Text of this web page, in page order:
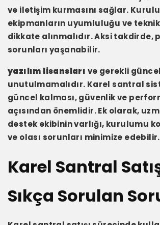
ve iletişim kurmasını sağlar.
ekipmanların uyumluluğu ve
dikkate alınmalıdır. Aksi takdirde,
sorunları yaşanabilir.
yazılım lisansları ve gerekli
unutulmamalıdır. Karel santral
güncel kalması, güvenlik ve
açısından önemlidir. Ek olarak,
destek ekibinin varlığı, kurulumu
ve olası sorunları minimize edebilir.
Karel Santral
Sıkça Sorulan